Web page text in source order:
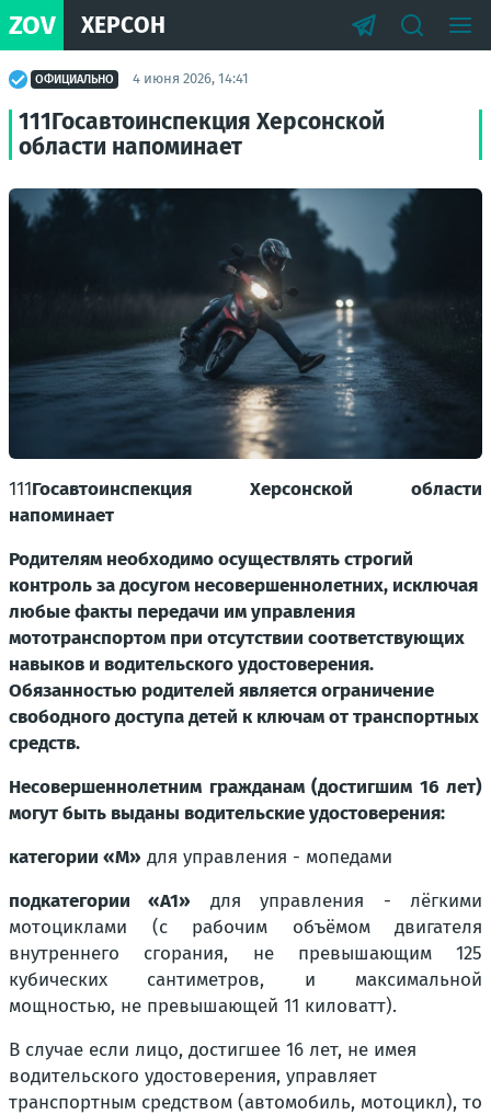
ZOV ХЕРСОН
ОФИЦИАЛЬНО 4 июня 2026, 14:41
111Госавтоинспекция Херсонской
области напоминает
111Госавтоинспекция Херсонской области
напоминает
Родителям необходимо осуществлять строгий
контроль за досугом несовершеннолетних, исключая
любые факты передачи им управления
мототранспортом при отсутствии соответствующих
навыков и водительского удостоверения.
Обязанностью родителей является ограничение
свободного доступа детей к ключам от транспортных
средств.
Несовершеннолетним гражданам (достигшим 16 лет)
могут быть выданы водительские удостоверения:
категории «М» для управления - мопедами
подкатегории «А1» для управления - лёгкими
мотоциклами (с рабочим объёмом двигателя
внутреннего сгорания, не превышающим 125
кубических сантиметров, и максимальной
мощностью, не превышающей 11 киловатт).
В случае если лицо, достигшее 16 лет, не имея
водительского удостоверения, управляет
транспортным средством (автомобиль, мотоцикл), то